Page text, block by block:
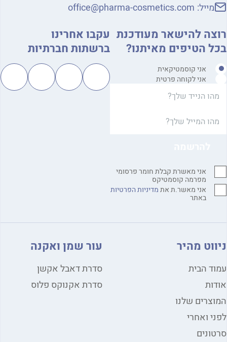
מייל: office@pharma-cosmetics.com
רוצה להישאר מעודכנת
בכל הטיפים מאיתנו?
אני קוסמטיקאית
אני לקוחה פרטית
אני מאשרת קבלת חומר פרסומי
מפרמה קוסמטיקס
אני מאשר.ת אתמדיניות הפרטיות
באתר
עקבו אחרינו
ברשתות חברתיות
ניווט מהיר
עמוד הבית
אודות
המוצרים שלנו
לפני ואחרי
סרטונים
עור שמן ואקנה
סדרת דאבל אקשן
סדרת אקנוקס פלוס